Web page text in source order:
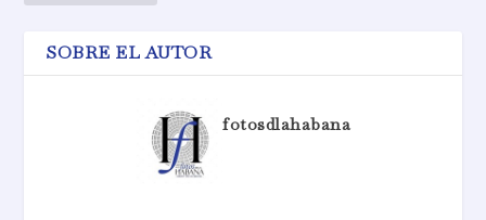
SOBRE EL AUTOR
fotosdlahabana